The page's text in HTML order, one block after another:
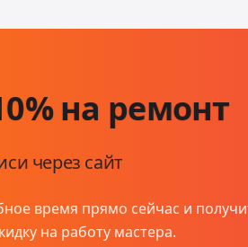
на ремонт
через сайт
время прямо сейчас и
на работу мастера.